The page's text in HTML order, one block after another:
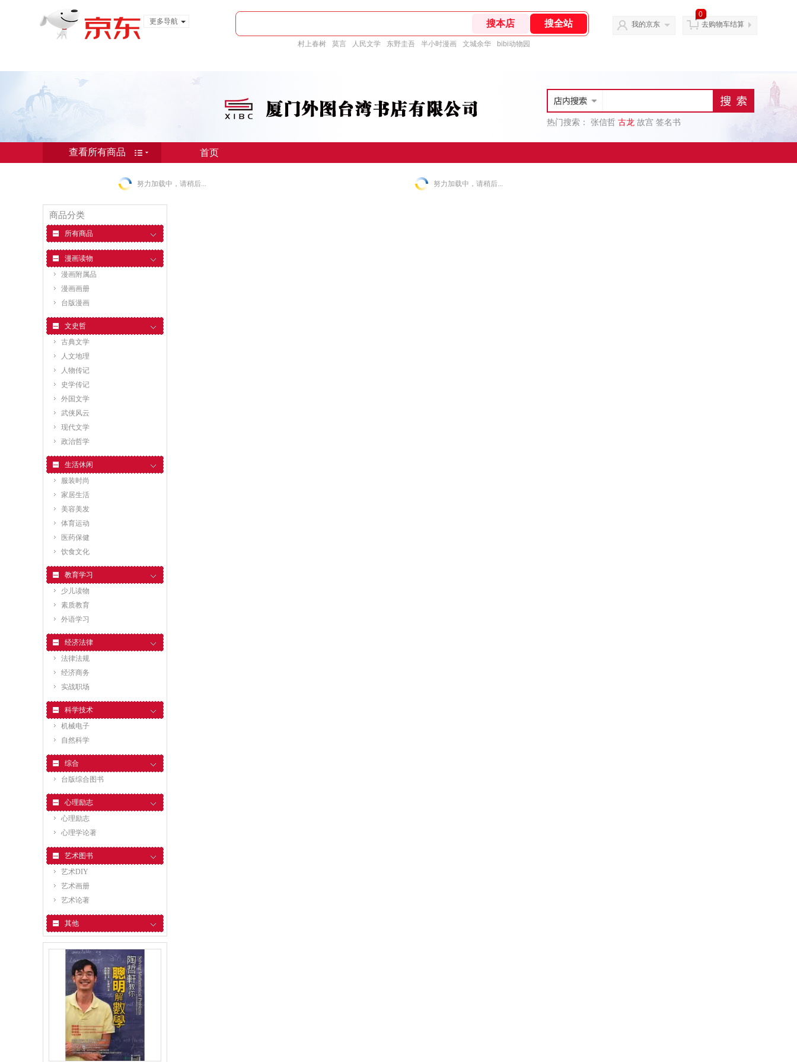
更多导航
村上春树 莫言 人民文学 东野圭吾 半小时漫画 文城余华 bibi动物园
我的京东
0
去购物车结算
热门搜索： 张信哲 古龙 故宫 签名书
查看所有商品 首页
努力加载中，请稍后...
商品分类
所有商品
漫画读物
漫画附属品
漫画画册
台版漫画
文史哲
古典文学
人文地理
人物传记
史学传记
外国文学
武侠风云
现代文学
政治哲学
生活休闲
服装时尚
家居生活
美容美发
体育运动
医药保健
饮食文化
教育学习
少儿读物
素质教育
外语学习
经济法律
法律法规
经济商务
实战职场
科学技术
机械电子
自然科学
综合
台版综合图书
心理励志
心理励志
心理学论著
艺术图书
艺术DIY
艺术画册
艺术论著
其他
努力加载中，请稍后...